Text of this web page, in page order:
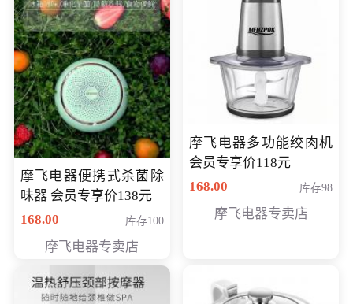
摩飞电器便携式杀菌除
味器 会员专享价138元
168.00
库存100
摩飞电器专卖店
摩飞电器多功能绞肉机
会员专享价118元
168.00
库存98
摩飞电器专卖店